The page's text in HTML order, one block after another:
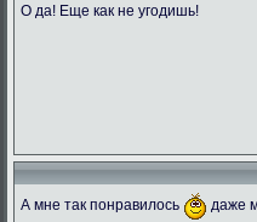
О да! Еще как не угодишь!
А мне так понравилось
даже